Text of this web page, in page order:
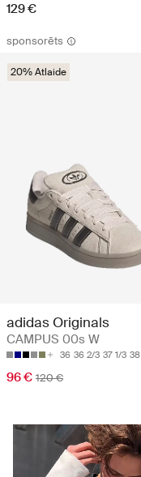
129 €
sponsorēts
20% Atlaide
adidas Originals
CAMPUS 00s W
36 36 2/3 37 1/3 38
96 € 120 €